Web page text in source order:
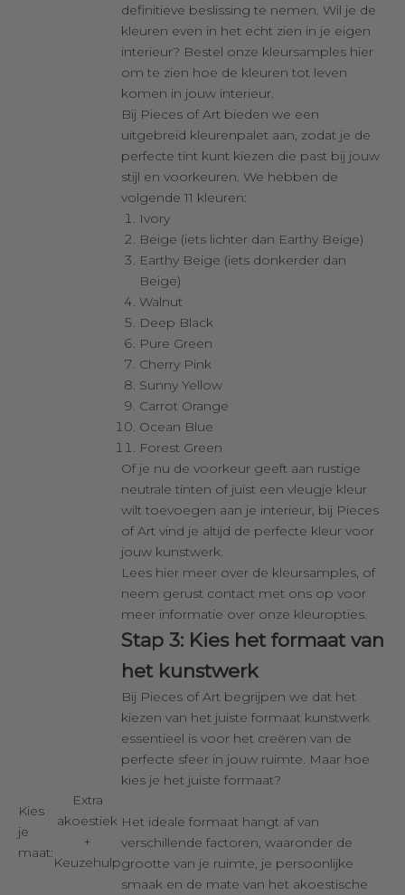
Kies
je
maat:
Extra
akoestiek
+
Keuzehulp
definitieve beslissing te nemen. Wil je de
kleuren even in het echt zien in je eigen
interieur? Bestel onze kleursamples hier
om te zien hoe de kleuren tot leven
komen in jouw interieur.
Bij Pieces of Art bieden we een
uitgebreid kleurenpalet aan, zodat je de
perfecte tint kunt kiezen die past bij jouw
stijl en voorkeuren. We hebben de
volgende 11 kleuren:
Ivory
Beige (iets lichter dan Earthy Beige)
Earthy Beige (iets donkerder dan
Beige)
Walnut
Deep Black
Pure Green
Cherry Pink
Sunny Yellow
Carrot Orange
Ocean Blue
Forest Green
Of je nu de voorkeur geeft aan rustige
neutrale tinten of juist een vleugje kleur
wilt toevoegen aan je interieur, bij Pieces
of Art vind je altijd de perfecte kleur voor
jouw kunstwerk.
Lees hier meer over de kleursamples, of
neem gerust contact met ons op voor
meer informatie over onze kleuropties.
Stap 3: Kies het formaat van
het kunstwerk
Bij Pieces of Art begrijpen we dat het
kiezen van het juiste formaat kunstwerk
essentieel is voor het creëren van de
perfecte sfeer in jouw ruimte. Maar hoe
kies je het juiste formaat?
Het ideale formaat hangt af van
verschillende factoren, waaronder de
grootte van je ruimte, je persoonlijke
smaak en de mate van het akoestische